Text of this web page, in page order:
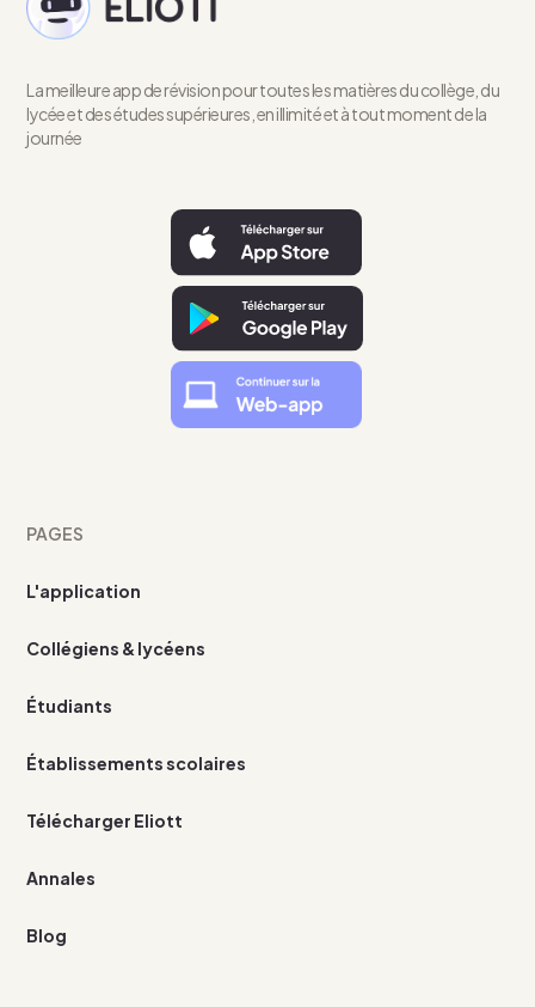
La meilleure app de révision pour toutes les matières du collège, du
lycée et des études supérieures, en illimité et à tout moment de la
journée
PAGES
L'application
Collégiens & lycéens
Étudiants
Établissements scolaires
Télécharger Eliott
Annales
Blog